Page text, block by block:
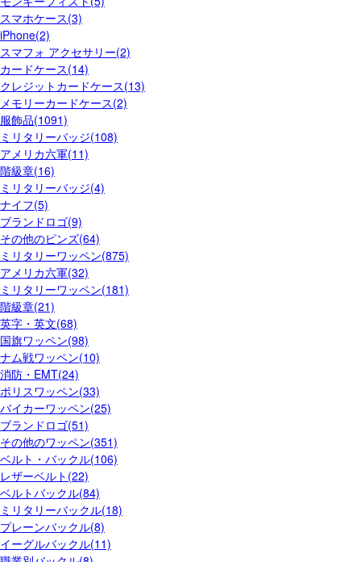
スマホケース(3)
iPhone(2)
スマフォ アクセサリー(2)
カードケース(14)
クレジットカードケース(13)
メモリーカードケース(2)
服飾品(1091)
ミリタリーバッジ(108)
アメリカ六軍(11)
階級章(16)
ミリタリーバッジ(4)
ナイフ(5)
ブランドロゴ(9)
その他のピンズ(64)
ミリタリーワッペン(875)
アメリカ六軍(32)
ミリタリーワッペン(181)
階級章(21)
英字・英文(68)
国旗ワッペン(98)
ナム戦ワッペン(10)
消防・EMT(24)
ポリスワッペン(33)
バイカーワッペン(25)
ブランドロゴ(51)
その他のワッペン(351)
ベルト・バックル(106)
レザーベルト(22)
ベルトバックル(84)
ミリタリーバックル(18)
プレーンバックル(8)
イーグルバックル(11)